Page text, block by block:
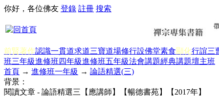
你好，各位佛友 登錄 註冊 搜索
前賢著作認識一貫道求道三寶道場修行設佛堂素食顯化行誼三
班三年級進修班四年級進修班五年級法會講題經典講題壇主班
首頁 → 進修班一年級 → 論語精選(三)
背景：
閱讀文章 - 論語精選三【應講師】【暢德書苑】【2017年】